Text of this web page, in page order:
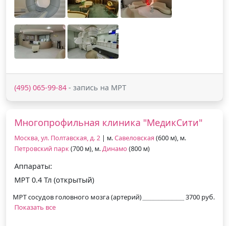
(495) 065-99-84 - запись на МРТ
Многопрофильная клиника "МедикСити"
Москва, ул. Полтавская, д. 2 | м.Савеловская (600 м), м.
Петровский парк(700 м), м.Динамо (800 м)
Аппараты:
МРТ 0.4 Тл (открытый)
МРТ сосудов головного мозга (артерий)
3700 руб.
Показать все